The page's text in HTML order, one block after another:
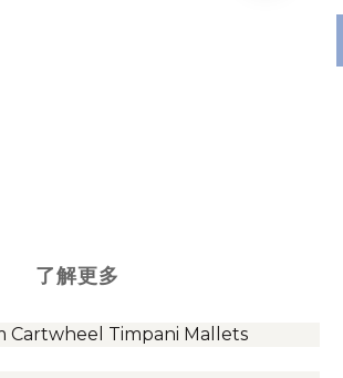
了解更多
Cartwheel Timpani Mallets